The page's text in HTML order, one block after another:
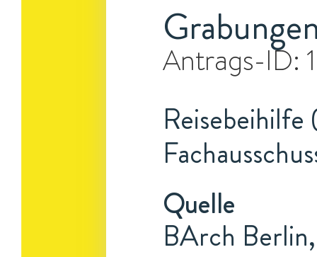
Antrags-ID:
Quelle
BArch